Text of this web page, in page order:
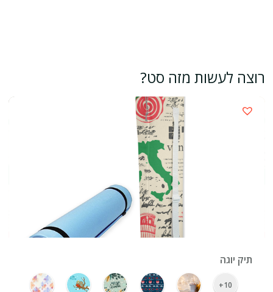
רוצה לעשות מזה סט?
תיק יוגה
10+